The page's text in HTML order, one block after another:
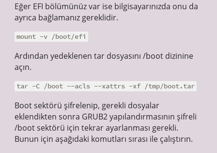
Eğer EFI bölümünüz var ise bilgisayarınızda onu da
ayrıca bağlamanız gereklidir.
mount -v /boot/efi
Ardından yedeklenen tar dosyasını /boot dizinine
açın.
tar -C /boot --acls --xattrs -xf /tmp/boot.tar
Boot sektörü şifrelenip, gerekli dosyalar
eklendikten sonra GRUB2 yapılandırmasının şifreli
/boot sektörü için tekrar ayarlanması gerekli.
Bunun için aşağıdaki komutları sırası ile çalıştırın.